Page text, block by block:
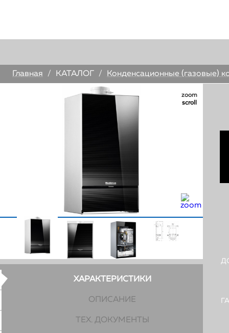
Главная / КАТАЛОГ / Конденсационные (газовые)
zoom
scroll
ХАРАКТЕРИСТИКИ
ОПИСАНИЕ
ТЕХ. ДОКУМЕНТЫ